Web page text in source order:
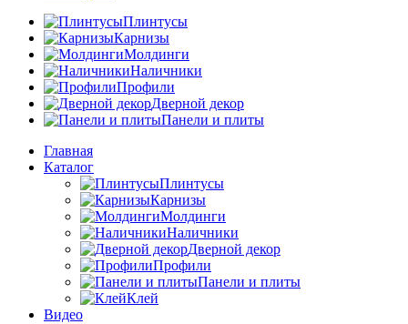
Плинтусы
Карнизы
Молдинги
Наличники
Профили
Дверной декор
Панели и плиты
Главная
Каталог
Плинтусы
Карнизы
Молдинги
Наличники
Дверной декор
Профили
Панели и плиты
Клей
Видео